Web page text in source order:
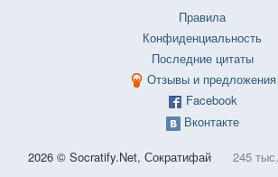
Правила
Конфиденциальность
Последние цитаты
Отзывы и предложения
Facebook
Вконтакте
2026 © Socratify.Net, Сократифай 245